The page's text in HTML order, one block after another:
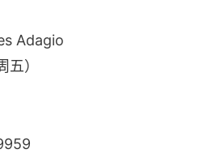
Adagio
）